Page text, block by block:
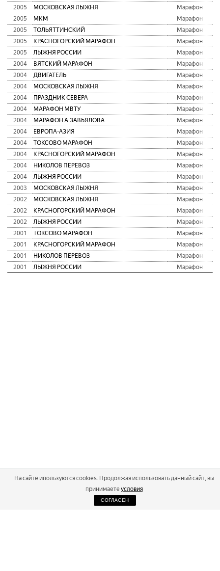
2005
МОСКОВСКАЯ ЛЫЖНЯ Марафон
2005
МКМ Марафон
2005
ТОЛЬЯТТИНСКИЙ Марафон
2005
КРАСНОГОРСКИЙ МАРАФОН Марафон
2005
ЛЫЖНЯ РОССИИ Марафон
2004
ВЯТСКИЙ МАРАФОН Марафон
2004
ДВИГАТЕЛЬ Марафон
2004
МОСКОВСКАЯ ЛЫЖНЯ Марафон
2004
ПРАЗДНИК СЕВЕРА Марафон
2004
МАРАФОН МВТУ Марафон
2004
МАРАФОН А.ЗАВЬЯЛОВА Марафон
2004
ЕВРОПА-АЗИЯ Марафон
2004
ТОКСОВО МАРАФОН Марафон
2004
КРАСНОГОРСКИЙ МАРАФОН Марафон
2004
НИКОЛОВ ПЕРЕВОЗ Марафон
2004
ЛЫЖНЯ РОССИИ Марафон
2003
МОСКОВСКАЯ ЛЫЖНЯ Марафон
2002
МОСКОВСКАЯ ЛЫЖНЯ Марафон
2002
КРАСНОГОРСКИЙ МАРАФОН Марафон
2002
ЛЫЖНЯ РОССИИ Марафон
2001
ТОКСОВО МАРАФОН Марафон
2001
КРАСНОГОРСКИЙ МАРАФОН Марафон
2001
НИКОЛОВ ПЕРЕВОЗ Марафон
2001
ЛЫЖНЯ РОССИИ Марафон
На сайте ипользуются cookies. Продолжая использовать данный сайт, вы
принимаете условия
СОГЛАСЕН